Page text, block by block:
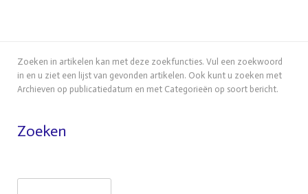
Zoeken in artikelen kan met deze zoekfuncties. Vul een zoekwoord
in en u ziet een lijst van gevonden artikelen. Ook kunt u zoeken met
Archieven op publicatiedatum en met Categorieën op soort bericht.
Zoeken